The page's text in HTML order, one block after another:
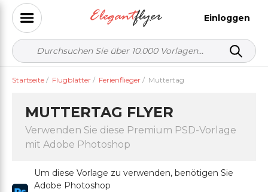
Einloggen
Startseite / Flugblätter / Ferienflieger / Muttertag
MUTTERTAG FLYER
Verwenden Sie diese Premium PSD-Vorlage
mit Adobe Photoshop
Um diese Vorlage zu verwenden, benötigen Sie
Adobe Photoshop